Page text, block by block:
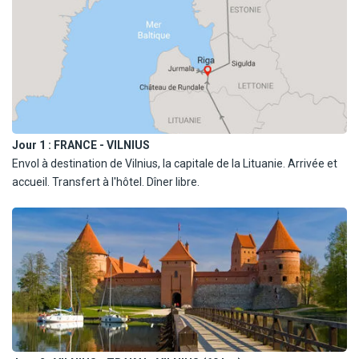
Jour 1 : FRANCE - VILNIUS
Envol à destination de Vilnius, la capitale de la Lituanie. Arrivée et
accueil. Transfert à l'hôtel. Dîner libre.